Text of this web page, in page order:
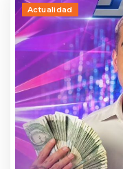
Actualidad